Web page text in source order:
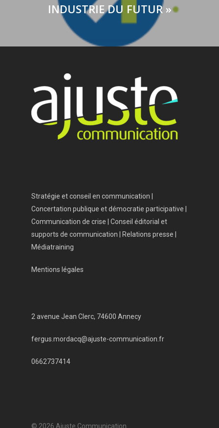
INDUSTRIE DU FUTUR »
Stratégie et conseil en communication |
Concertation publique et démocratie participative |
Communication de crise | Conseil éditorial et
supports de communication | Relations presse |
Médiatraining
Mentions légales
2 avenue Jean Clerc, 74600 Annecy
fergus.mordacq@ajuste-communication.fr
0662737414
© 2026 Ajuste Communication.